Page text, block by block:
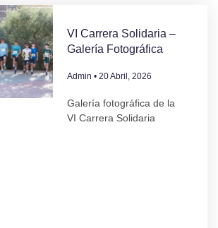
VI Carrera Solidaria –
Galería Fotográfica
Admin 20 Abril, 2026
Galería fotográfica de la
VI Carrera Solidaria